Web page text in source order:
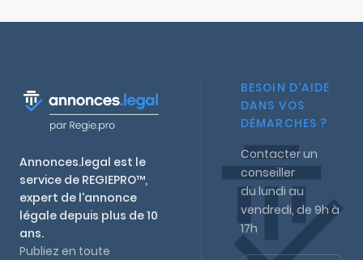
Annonces.legal est le
service de REGIEPRO™,
expert de l'annonce
légale depuis plus de 10
ans.
Publiez en toute
BESOIN D'AIDE
DANS VOS
DÉMARCHES ?
Contacter un
conseiller
du lundi au
vendredi, de 9h à
17h